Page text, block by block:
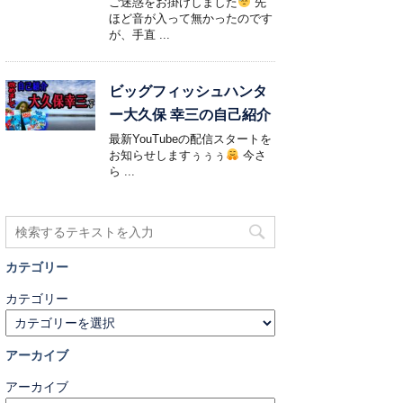
ほど音が入って無かったのです
が、手直 ...
ビッグフィッシュハンタ
ー大久保 幸三の自己紹介
最新YouTubeの配信スタートを
お知らせしますぅぅぅ
今さ
ら ...
カテゴリー
カテゴリー
アーカイブ
アーカイブ